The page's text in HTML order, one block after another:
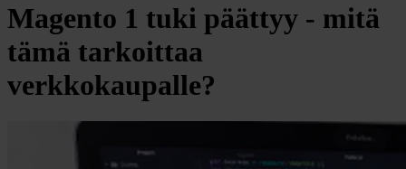
Magento 1 tuki päättyy - mitä
tämä tarkoittaa
verkkokaupalle?